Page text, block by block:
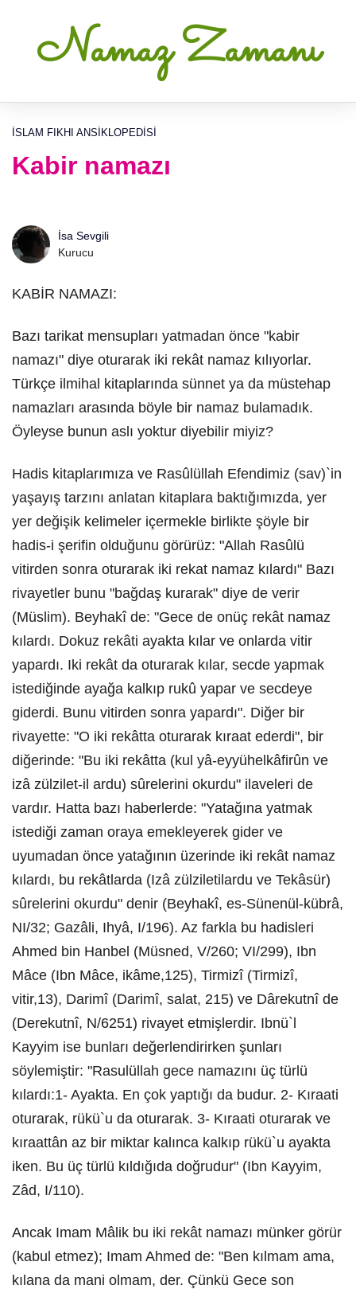
Namaz Zamanı
İSLAM FIKHI ANSIKLOPEDISI
Kabir namazı
İsa Sevgili
Kurucu
KABİR NAMAZI:
Bazı tarikat mensupları yatmadan önce "kabir
namazı" diye oturarak iki rekât namaz kılıyorlar.
Türkçe ilmihal kitaplarında sünnet ya da müstehap
namazları arasında böyle bir namaz bulamadık.
Öyleyse bunun aslı yoktur diyebilir miyiz?
Hadis kitaplarımıza ve Rasûlüllah Efendimiz (sav)`in
yaşayış tarzını anlatan kitaplara baktığımızda, yer
yer değişik kelimeler içermekle birlikte şöyle bir
hadis-i şerifin olduğunu görürüz: "Allah Rasûlü
vitirden sonra oturarak iki rekat namaz kılardı" Bazı
rivayetler bunu "bağdaş kurarak" diye de verir
(Müslim). Beyhakî de: "Gece de onüç rekât namaz
kılardı. Dokuz rekâti ayakta kılar ve onlarda vitir
yapardı. Iki rekât da oturarak kılar, secde yapmak
istediğinde ayağa kalkıp rukû yapar ve secdeye
giderdi. Bunu vitirden sonra yapardı". Diğer bir
rivayette: "O iki rekâtta oturarak kıraat ederdi", bir
diğerinde: "Bu iki rekâtta (kul yâ-eyyühelkâfirûn ve
izâ zülzilet-il ardu) sûrelerini okurdu" ilaveleri de
vardır. Hatta bazı haberlerde: "Yatağına yatmak
istediği zaman oraya emekleyerek gider ve
uyumadan önce yatağının üzerinde iki rekât namaz
kılardı, bu rekâtlarda (Izâ zülziletilardu ve Tekâsür)
sûrelerini okurdu" denir (Beyhakî, es-Sünenül-kübrâ,
NI/32; Gazâli, Ihyâ, I/196). Az farkla bu hadisleri
Ahmed bin Hanbel (Müsned, V/260; VI/299), Ibn
Mâce (Ibn Mâce, ikâme,125), Tirmizî (Tirmizî,
vitir,13), Darimî (Darimî, salat, 215) ve Dârekutnî de
(Derekutnî, N/6251) rivayet etmişlerdir. Ibnü`l
Kayyim ise bunları değerlendirirken şunları
söylemiştir: "Rasulüllah gece namazını üç türlü
kılardı:1- Ayakta. En çok yaptığı da budur. 2- Kıraati
oturarak, rükü`u da oturarak. 3- Kıraati oturarak ve
kıraattân az bir miktar kalınca kalkıp rükü`u ayakta
iken. Bu üç türlü kıldığıda doğrudur" (Ibn Kayyim,
Zâd, I/110).
Ancak Imam Mâlik bu iki rekât namazı münker görür
(kabul etmez); Imam Ahmed de: "Ben kılmam ama,
kılana da mani olmam, der. Çünkü Gece son